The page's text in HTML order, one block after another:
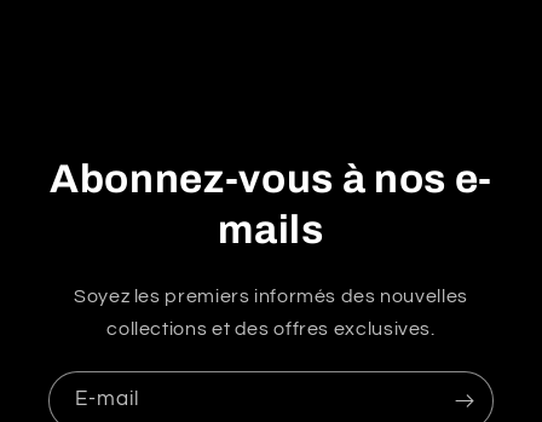
Abonnez-vous à nos e-
mails
Soyez les premiers informés des nouvelles
collections et des offres exclusives.
E-mail